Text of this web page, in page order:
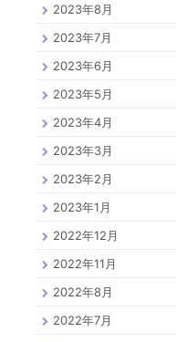
2023年8月
2023年7月
2023年6月
2023年5月
2023年4月
2023年3月
2023年2月
2023年1月
2022年12月
2022年11月
2022年8月
2022年7月